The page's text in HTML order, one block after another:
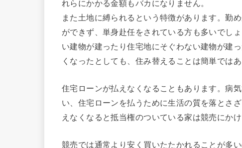
れらにかかる金額もバカになりません。
また土地に縛られるという特徴があります。勤
ができず、単身赴任をされている方も多いでし
い建物が建ったり住宅地にそぐわない建物が建
くなったとしても、住み替えることは簡単ではあ
住宅ローンが払えなくなることもあります。病
い、住宅ローンを払うために生活の質を落とさ
えなくなると抵当権のついている家は競売にかけ
競売では通常より安く買いたたかれることが多